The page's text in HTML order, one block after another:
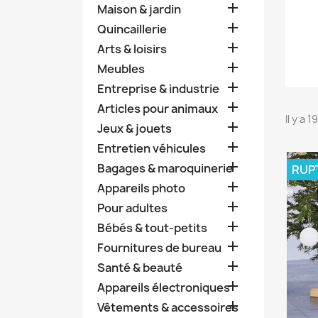
Maison & jardin 
Quincaillerie 
Arts & loisirs 
Meubles 
Entreprise & industrie 
Articles pour animaux 
Jeux & jouets 
Entretien véhicules 
Bagages & maroquinerie

Appareils photo 
Pour adultes 
Bébés & tout-petits 
Fournitures de bureau 
Santé & beauté 
Appareils électroniques
Vêtements & accessoires

Il y a